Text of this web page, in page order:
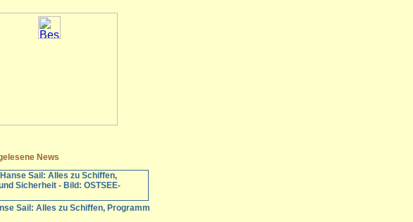
News
Sail: Alles zu Schiffen, Programm